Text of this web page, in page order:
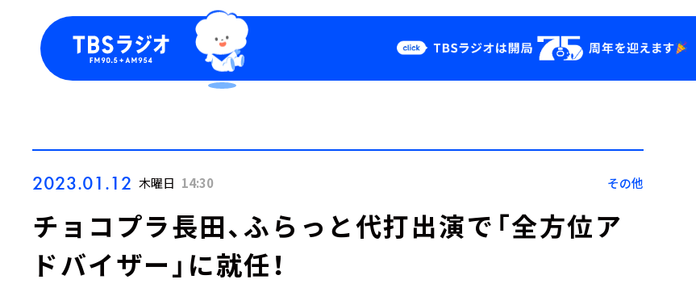
Podcast
YouTube
2023.01.12 木曜日 14:30 その他
チョコプラ長田、ふらっと代打出演で「全方位ア
ドバイザー」に就任！